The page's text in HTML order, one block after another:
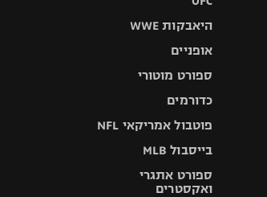
היאבקות WWE
אופניים
ספורט מוטורי
כדורמים
פוטבול אמריקאי NFL
בייסבול MLB
ספורט אתגרי
ואקסטרים